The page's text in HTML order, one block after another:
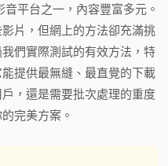
平台之一，內容豐富多元。
片，但網上的方法卻充滿挑
們實際測試的有效方法，特
提供最無縫、最直覺的下載
，還是需要批次處理的重度
完美方案。